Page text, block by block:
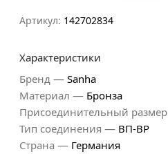
Артикул: 142702834
Характеристики
Бренд — Sanha
Материал — Бронза
Присоединительный размер
Тип соединения — ВП-ВР
Страна — Германия